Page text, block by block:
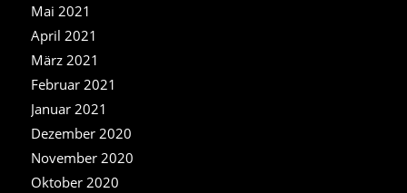
Mai 2021
April 2021
März 2021
Februar 2021
Januar 2021
Dezember 2020
November 2020
Oktober 2020